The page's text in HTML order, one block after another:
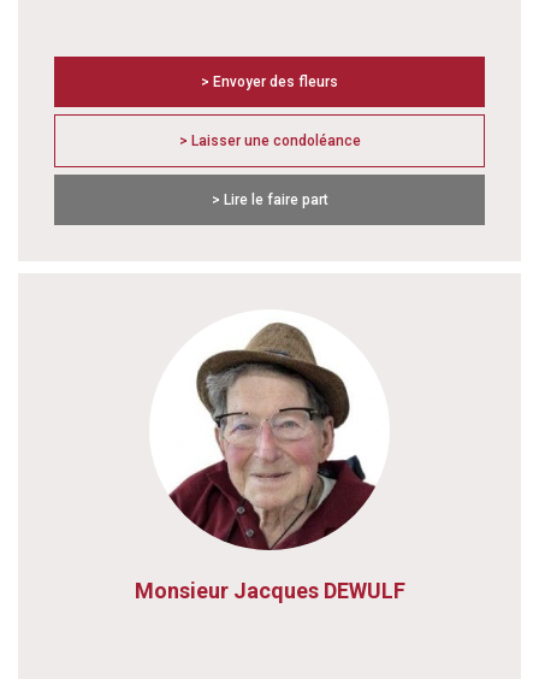
> Envoyer des fleurs
> Laisser une condoléance
> Lire le faire part
Monsieur Jacques DEWULF